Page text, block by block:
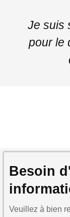
Je suis
pour le
Besoin
Veuillez à bien